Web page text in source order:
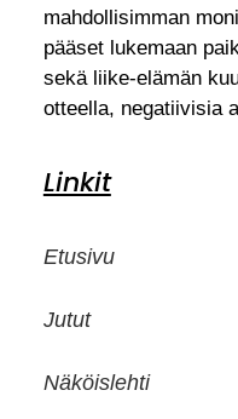
mahdollisimman
pääset lukemaan
sekä liike-elämän
otteella, negatiivisia
Linkit
Etusivu
Jutut
Näköislehti